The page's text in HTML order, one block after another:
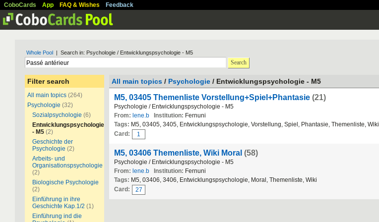
CoboCards App FAQ & Wishes Feedback
Whole Pool | Search in: Psychologie / Entwicklungspsychologie - M5
Search
Filter search
All main topics (264)
Psychologie (32)
Sozialpsychologie (6)
Entwicklungspsychologie
- M5 (2)
Geschichte der
Psychologie (2)
Arbeits- und
Organisationspsychologie
(2)
Biologische Psychologie
(2)
Einführung in ihre
Geschichte Kap.1/2 (1)
Einführung ind die
All main topics / Psychologie / Entwicklungspsychologie - M5
M5, 03405 Themenliste Vorstellung+Spiel+Phantasie (21)
Psychologie / Entwicklungspsychologie - M5
From: lene.b Institution: Fernuni
Tags: M5, 03405, 3405, Entwicklungspsychologie, Vorstellung, Spiel, Phantasie, Themenliste, Wiki
Card:
1
M5, 03406 Themenliste, Wiki Moral (58)
Psychologie / Entwicklungspsychologie - M5
From: lene.b Institution: Fernuni
Tags: M5, 03406, 3406, Entwicklungspsychologie, Moral, Themenliste, Wiki
Card:
27